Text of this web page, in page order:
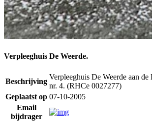
Verpleeghuis De Weerde.
Beschrijving
Verpleeghuis De Weerde aan de
nr. 4. (RHCe 0027277)
Geplaatst op 07-10-2005
Email
bijdrager